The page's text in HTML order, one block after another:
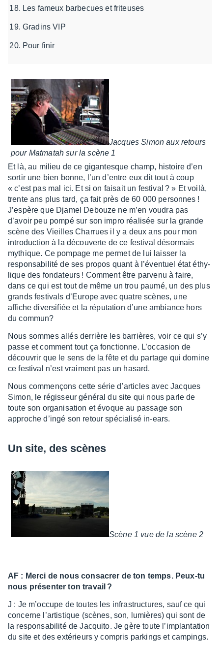
Les fameux barbecues et friteuses
Gradins VIP
Pour finir
Jacques Simon aux retours
pour Matma­tah sur la scène 1
Et là, au milieu de ce gigan­tesque champ, histoire d’en
sortir une bien bonne, l’un d’entre eux dit tout à coup
« c’est pas mal ici. Et si on faisait un festi­val ? » Et voilà,
trente ans plus tard, ça fait près de 60 000 personnes !
J’es­père que Djamel Debouze ne m’en voudra pas
d’avoir peu pompé sur son impro réali­sée sur la grande
scène des Vieilles Char­rues il y a deux ans pour mon
intro­duc­tion à la décou­verte de ce festi­val désor­mais
mythique. Ce pompage me permet de lui lais­ser la
respon­sa­bi­lité de ses propos quant à l’éven­tuel état éthy­
lique des fonda­teurs ! Comment être parvenu à faire,
dans ce qui est tout de même un trou paumé, un des plus
grands festi­vals d’Eu­rope avec quatre scènes, une
affiche diver­si­fiée et la répu­ta­tion d’une ambiance hors
du commun?
Nous sommes allés derrière les barrières, voir ce qui s’y
passe et comment tout ça fonc­tionne. L’oc­ca­sion de
décou­vrir que le sens de la fête et du partage qui domine
ce festi­val n’est vrai­ment pas un hasard.
Nous commençons cette série d’ar­ticles avec Jacques
Simon, le régis­seur géné­ral du site qui nous parle de
toute son orga­ni­sa­tion et évoque au passage son
approche d’ingé son retour spécia­lisé in-ears.
Un site, des scènes
Scène 1 vue de la scène 2
AF : Merci de nous consa­crer de ton temps. Peux-tu
nous présen­ter ton travail ?
J : Je m’oc­cupe de toutes les infra­struc­tures, sauf ce qui
concerne l’ar­tis­tique (scènes, son, lumières) qui sont de
la respon­sa­bi­lité de Jacquito. Je gère toute l’im­plan­ta­tion
du site et des exté­rieurs y compris parkings et campings.